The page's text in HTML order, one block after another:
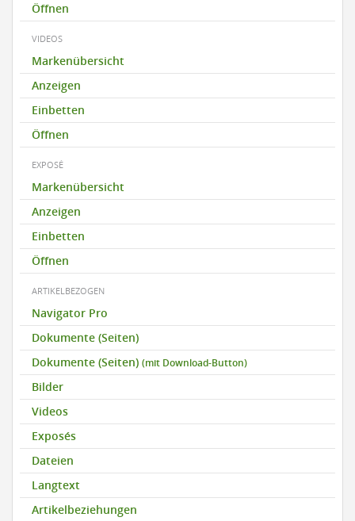
Öffnen
VIDEOS
Markenübersicht
Anzeigen
Einbetten
Öffnen
EXPOSÉ
Markenübersicht
Anzeigen
Einbetten
Öffnen
ARTIKELBEZOGEN
Navigator Pro
Dokumente (Seiten)
Dokumente (Seiten) (mit Download-Button)
Bilder
Videos
Exposés
Dateien
Langtext
Artikelbeziehungen